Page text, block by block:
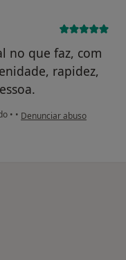
no que faz, com
rapidez,
• • na opinião do utilizador
Denunciar abuso